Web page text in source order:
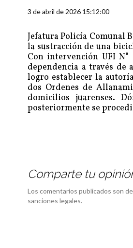
3 de abril de 2026 15:12:00
Jefatura Policía Comunal
la sustracción de una
Con intervención UFI
dependencia a través de
logro establecer la
dos Ordenes de
domicilios juarenses.
posteriormente se
Comparte tu
Los comentarios publicados son
sanciones legales.